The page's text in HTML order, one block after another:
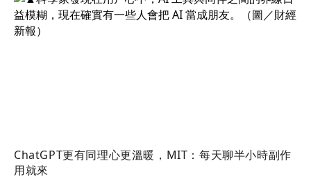
ChatGPT更有同理心更溫暖，MIT：每天聊半小時副作
用就來